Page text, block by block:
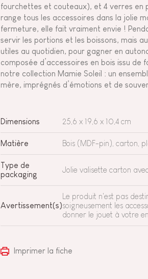
fourchettes et couteaux), et 4 verres en
range tous les accessoires dans la jolie
fermeture, elle fait vraiment envie !
servir les portions et les boissons, mais
utiles au quotidien, pour gagner en
composée d’accessoires en bois issu
notre collection Mamie Soleil : un
mère, imprégnés d’émotions et de
Dimensions 25,6 x 19,6 x 10,4 cm
Matière Bois (MDF-pin), carton,
Type de
packaging
Jolie valisette carton
Avertissement(s)
Le produit n'est pas
soigneusement les
donner le jouet à votre
Imprimer la fiche